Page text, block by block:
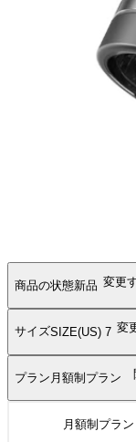
商品の状態新品 変更
サイズSIZE(US) 7 変
プラン 月額制プラン
月額制プラン